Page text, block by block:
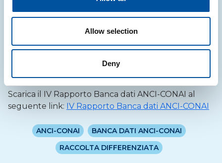
Allow selection
Deny
nuove materie prime all’industria del riciclo. E
proprio l’attività di riciclo, assicurato dal sistema
Conai/Consorzi di Filiera per quei comuni che
Consorzi di Filiera previste dell’Accordo Quadro,
rappresenta la concretizzazione dell’economia
circolare nel campo dei rifiuti”.
Scarica il IV Rapporto Banca dati ANCI-CONAI al
seguente link: IV Rapporto Banca dati ANCI-CONAI
ANCI-CONAI
BANCA DATI ANCI-CONAI
RACCOLTA DIFFERENZIATA